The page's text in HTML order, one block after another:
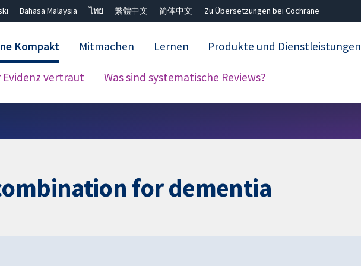
Bahasa Malaysia ไทย 繁體中文 简体中文 Zu Übersetzungen bei Cochrane
Kompakt
Evidenz vertraut Was sind systematische Reviews?
Mitmachen Lernen Produkte und Dienstleistungen
for dementia